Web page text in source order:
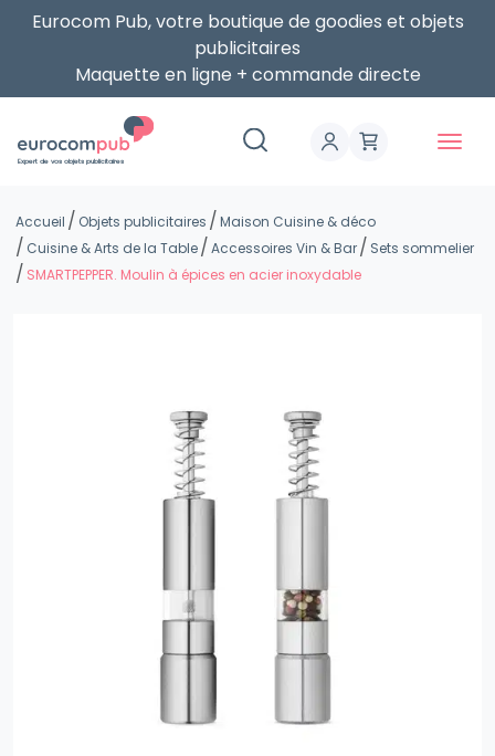
Eurocom Pub, votre boutique de goodies et objets
publicitaires
Maquette en ligne + commande directe
Expert de vos objets publicitaires
Accueil Objets publicitaires
Maison Cuisine & déco
Cuisine & Arts de la Table
Accessoires Vin & Bar
Sets sommelier
SMARTPEPPER. Moulin à épices en acier inoxydable